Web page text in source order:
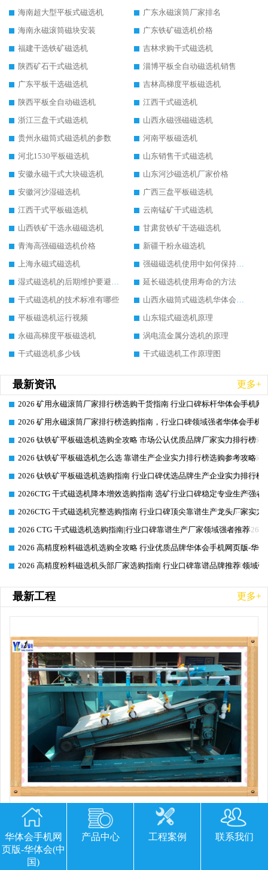
海南超大型平板式磁选机
广东永磁滚筒厂家排名
海南永磁滚筒磁块安装
广东铁矿磁选机价格
福建干选铁矿磁选机
吉林求购干式磁选机
陕西矿石干式磁选机
淄博平板全自动磁选机销售
广东平板干选磁选机
吉林高梯度平板磁选机
陕西平板全自动磁选机
江西干式磁选机
浙江三盘干式磁选机
山西永磁强磁磁选机
贵州永磁筒式磁选机的参数
河南平板磁选机
河北1530平板磁选机
山东销售干式磁选机
安徽永磁干式大块磁选机
山东河沙磁选机厂家价格
安徽河沙湿磁选机
广西三盘平板磁选机
江西干式平板磁选机
云南锰矿干式磁选机
山西铁矿干选永磁磁选机
甘肃贫铁矿干选磁选机
青海高强磁磁选机价格
新疆干粉永磁选机
上海永磁式磁选机
强磁磁选机使用中如何保持其顺畅运行
湿式磁选机的后期维护要避开哪些坑
延长磁选机使用寿命的方法
干式磁选机的技术标准有哪些
山西永磁筒式磁选机华体会手机网页版-华体会(中国)
平板磁选机运行视频
山东辊式磁选机原理
永磁高梯度平板磁选机
涡电流金属分选机的原理
干式磁选机多少钱
干式磁选机工作原理图
最新资讯 更多+
2026-06-26
2026 矿用永磁滚筒厂家排行榜选购干货指南 行业口碑标杆华体会手机网
2026-06-26
2026 矿用永磁滚筒厂家排行榜选购指南，行业口碑领域强者华体会手机
2026-06-26
2026 钛铁矿平板磁选机选购全攻略 市场公认优质品牌厂家实力排行榜
2026-06-26
2026 钛铁矿平板磁选机怎么选 靠谱生产企业实力排行榜选购参考攻略
2026-06-26
2026 钛铁矿平板磁选机选购指南 行业口碑优选品牌生产企业实力排行榜
2026-06-26
2026CTG 干式磁选机降本增效选购指南 选矿行业口碑稳定专业生产强者
2026-06-26
2026CTG 干式磁选机完整选购指南 行业口碑顶尖靠谱生产龙头厂家实力
2026-06-26
2026 CTG 干式磁选机选购指南|行业口碑靠谱生产厂家领域强者推荐
2026-06-26
2026 高精度粉料磁选机选购全攻略 行业优质品牌华体会手机网页版-华
2026-06-26
2026 高精度粉料磁选机头部厂家选购指南 行业口碑靠谱品牌推荐 领域
最新工程 更多+
平板磁选机胶带那里有
华体会手机网
页版-华体会(中
国)
产品中心 工程案例 联系我们